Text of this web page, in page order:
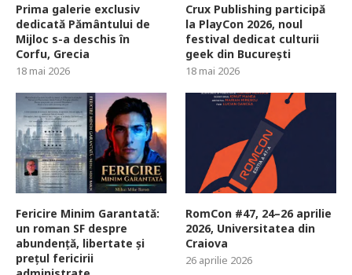
Prima galerie exclusiv
dedicată Pământului de
Mijloc s-a deschis în
Corfu, Grecia
18 mai 2026
Crux Publishing participă
la PlayCon 2026, noul
festival dedicat culturii
geek din București
18 mai 2026
Fericire Minim Garantată:
un roman SF despre
abundență, libertate și
prețul fericirii
RomCon #47, 24–26 aprilie
2026, Universitatea din
Craiova
26 aprilie 2026